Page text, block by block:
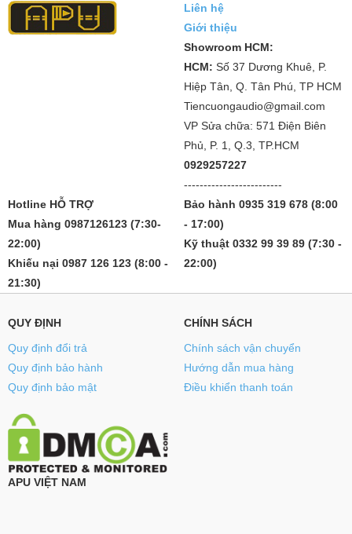
Liên hệ
Giới thiệu
Showroom HCM:
HCM: Số 37 Dương Khuê, P.
Hiệp Tân, Q. Tân Phú, TP HCM
Tiencuongaudio@gmail.com
VP Sửa chữa: 571 Điện Biên
Phủ, P. 1, Q.3, TP.HCM
0929257227
-------------------------
Hotline HỖ TRỢ
Mua hàng 0987126123 (7:30-
22:00)
Khiếu nại 0987 126 123 (8:00 -
21:30)
Bảo hành 0935 319 678 (8:00
- 17:00)
Kỹ thuật 0332 99 39 89 (7:30 -
22:00)
QUY ĐỊNH
Quy định đổi trả
Quy định bảo hành
Quy định bảo mật
CHÍNH SÁCH
Chính sách vận chuyển
Hướng dẫn mua hàng
Điều khiển thanh toán
APU VIỆT NAM